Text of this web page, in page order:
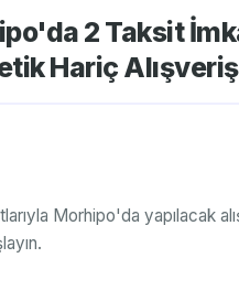
2 Taksit
Hariç
Morhipo'da yapılacak